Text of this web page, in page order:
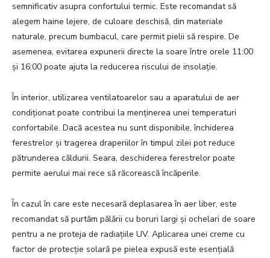
semnificativ asupra confortului termic. Este recomandat să
alegem haine lejere, de culoare deschisă, din materiale
naturale, precum bumbacul, care permit pielii să respire. De
asemenea, evitarea expunerii directe la soare între orele 11:00
și 16:00 poate ajuta la reducerea riscului de insolație.
În interior, utilizarea ventilatoarelor sau a aparatului de aer
condiționat poate contribui la menținerea unei temperaturi
confortabile. Dacă acestea nu sunt disponibile, închiderea
ferestrelor și tragerea draperiilor în timpul zilei pot reduce
pătrunderea căldurii. Seara, deschiderea ferestrelor poate
permite aerului mai rece să răcorească încăperile.
În cazul în care este necesară deplasarea în aer liber, este
recomandat să purtăm pălării cu boruri largi și ochelari de soare
pentru a ne proteja de radiațiile UV. Aplicarea unei creme cu
factor de protecție solară pe pielea expusă este esențială